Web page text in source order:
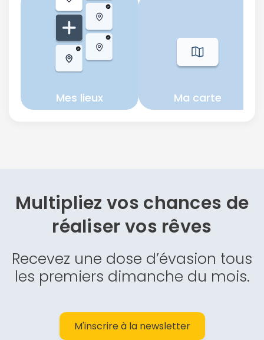
Mes lieux Ma carte
Multipliez vos chances de
réaliser vos rêves
Recevez une dose d’évasion tous
les premiers dimanche du mois.
M'inscrire à la newsletter